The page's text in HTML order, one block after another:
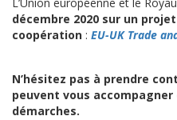
L’Union européenne et le
décembre 2020 sur un
coopération : EU-UK Trade
N’hésitez pas à prendre
peuvent vous
démarches.